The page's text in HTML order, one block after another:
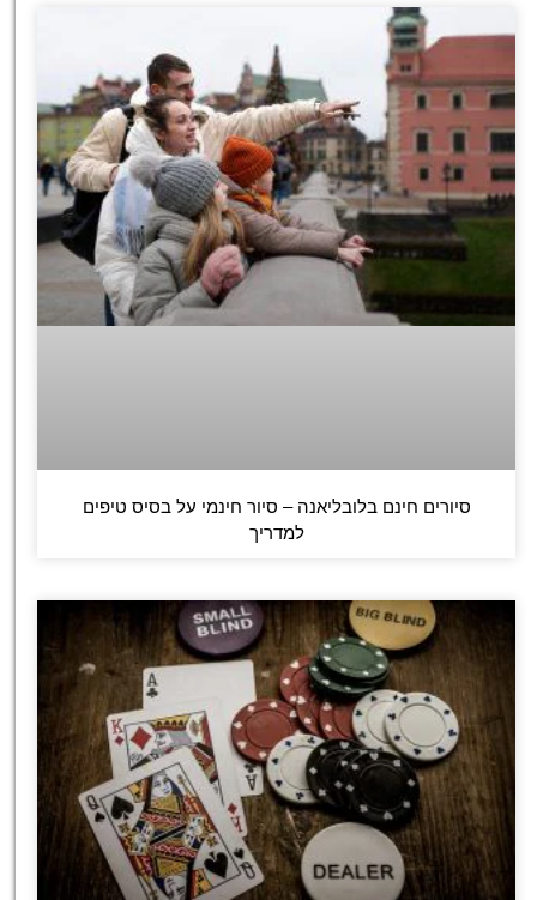
סיורים חינם בלובליאנה – סיור חינמי על בסיס טיפים
למדריך